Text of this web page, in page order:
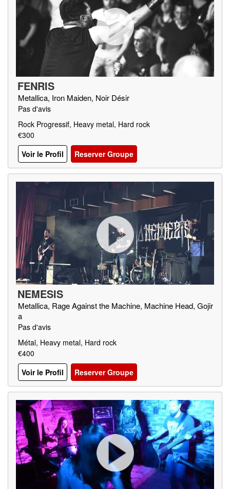
FENRIS
Metallica, Iron Maiden, Noir Désir
Pas d'avis
Rock Progressif, Heavy metal, Hard rock
€300
Voir le Profil
Reserver Groupe
NEMESIS
Metallica, Rage Against the Machine, Machine Head, Gojir
a
Pas d'avis
Métal, Heavy metal, Hard rock
€400
Voir le Profil
Reserver Groupe